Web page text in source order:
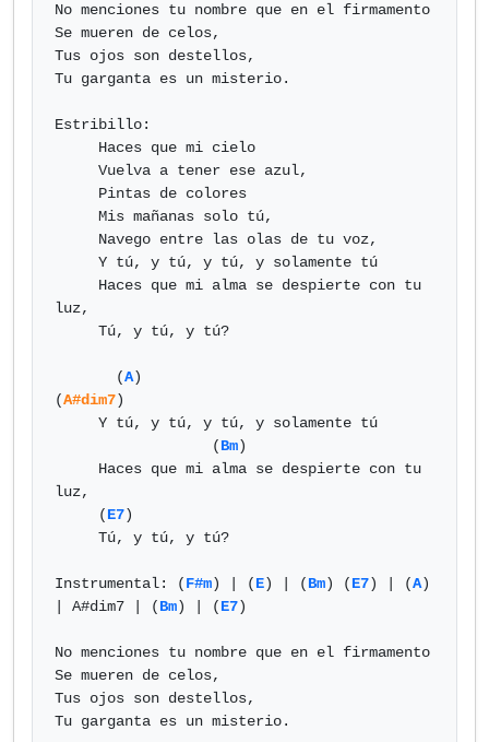
No menciones tu nombre que en el firmamento
Se mueren de celos,
Tus ojos son destellos,
Tu garganta es un misterio.
Estribillo:
luz,
       (
A)
(A#dim7)
                  (
Bm)
luz,
     (
E7)
Instrumental: (F#m) | (E) | (Bm) (E7) | (A)
| A#dim7 | (Bm) | (E7)
No menciones tu nombre que en el firmamento
Se mueren de celos,
Tus ojos son destellos,
Tu garganta es un misterio.